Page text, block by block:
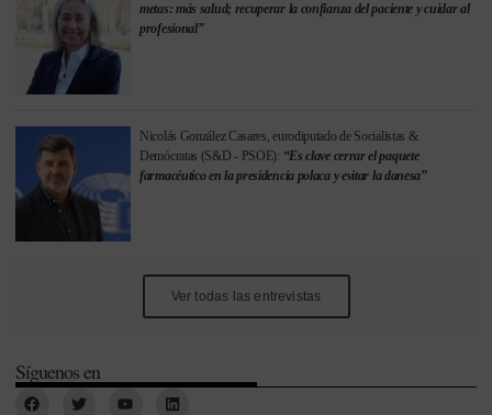
metas: más salud; recuperar la confianza del paciente y cuidar al
profesional”
Nicolás González Casares, eurodiputado de Socialistas &
Demócratas (S&D - PSOE): “Es clave cerrar el paquete
farmacéutico en la presidencia polaca y evitar la danesa”
Ver todas las entrevistas
Síguenos en